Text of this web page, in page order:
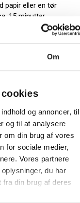
Om
og annoncer, til
og til at analysere
om din brug af vores
for sociale medier,
Vores partnere
du har
din brug af deres
papir eller en tør
15 minutter,
fugt gør, at
cm (monteres
102,8 cm
glastavler skal
meget